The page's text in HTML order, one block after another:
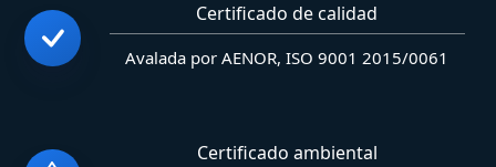
Certificado de calidad
Avalada por AENOR, ISO 9001 2015/0061
Certificado ambiental